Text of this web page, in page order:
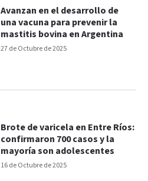
27 de Octubre de 2025
Avanzan en el desarrollo de
una vacuna para prevenir la
mastitis bovina en Argentina
16 de Octubre de 2025
Brote de varicela en Entre Ríos:
confirmaron 700 casos y la
mayoría son adolescentes